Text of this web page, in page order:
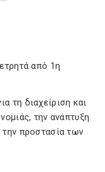
από 1η
τη διαχείριση και
την ανάπτυξη
προστασία των